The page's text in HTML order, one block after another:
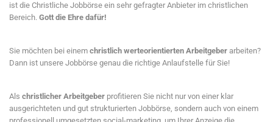
ist die Christliche Jobbörse ein sehr gefragter Anbieter im christlichen
Bereich. Gott die Ehre dafür!
Sie möchten bei einem christlich werteorientierten Arbeitgeber arbeiten?
Dann ist unsere Jobbörse genau die richtige Anlaufstelle für Sie!
Als christlicher Arbeitgeber profitieren Sie nicht nur von einer klar
ausgerichteten und gut strukturierten Jobbörse, sondern auch von einem